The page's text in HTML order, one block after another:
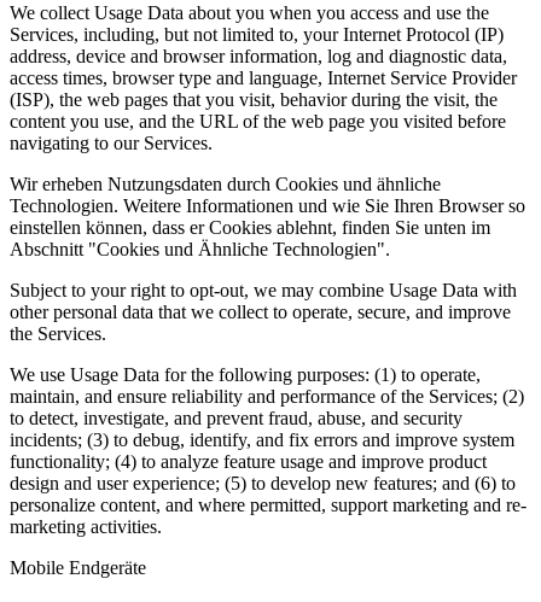
We collect Usage Data about you when you access and use the
Services, including, but not limited to, your Internet Protocol (IP)
address, device and browser information, log and diagnostic data,
access times, browser type and language, Internet Service Provider
(ISP), the web pages that you visit, behavior during the visit, the
content you use, and the URL of the web page you visited before
navigating to our Services.
Wir erheben Nutzungsdaten durch Cookies und ähnliche
Technologien. Weitere Informationen und wie Sie Ihren Browser so
einstellen können, dass er Cookies ablehnt, finden Sie unten im
Abschnitt "Cookies und Ähnliche Technologien".
Subject to your right to opt-out, we may combine Usage Data with
other personal data that we collect to operate, secure, and improve
the Services.
We use Usage Data for the following purposes: (1) to operate,
maintain, and ensure reliability and performance of the Services; (2)
to detect, investigate, and prevent fraud, abuse, and security
incidents; (3) to debug, identify, and fix errors and improve system
functionality; (4) to analyze feature usage and improve product
design and user experience; (5) to develop new features; and (6) to
personalize content, and where permitted, support marketing and re-
marketing activities.
Mobile Endgeräte